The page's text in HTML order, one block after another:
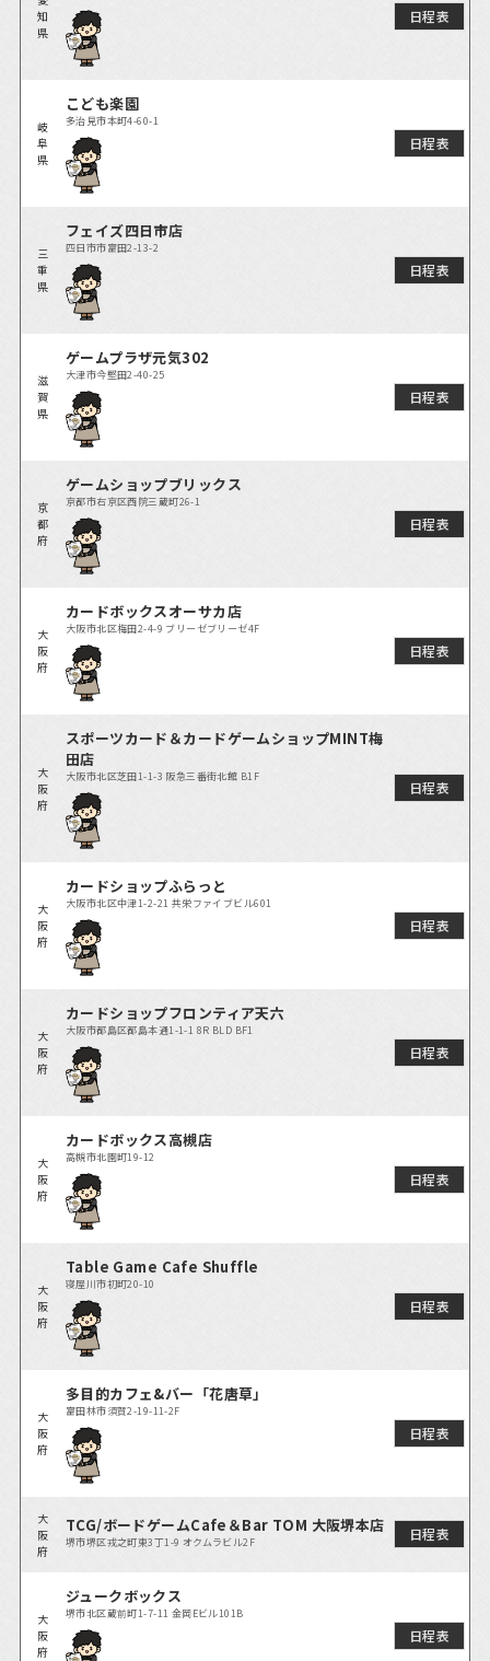
知
県
日程表
岐
阜
県
こども楽園
多治見市本町4-60-1
日程表
三
重
県
フェイズ四日市店
四日市市富田2-13-2
日程表
滋
賀
県
ゲームプラザ元気302
大津市今堅田2-40-25
日程表
京
都
府
ゲームショップブリックス
京都市右京区西院三蔵町26-1
日程表
大
阪
府
カードボックスオーサカ店
大阪市北区梅田2-4-9 ブリーゼブリーゼ4F
日程表
大
阪
府
スポーツカード＆カードゲームショップMINT梅
田店
大阪市北区芝田1-1-3 阪急三番街北館 B1F
日程表
大
阪
府
カードショップふらっと
大阪市北区中津1-2-21 共栄ファイブビル601
日程表
大
阪
府
カードショップフロンティア天六
大阪市都島区都島本通1-1-1 8R BLD BF1
日程表
大
阪
府
カードボックス高槻店
高槻市北園町19-12
日程表
大
阪
府
Table Game Cafe Shuffle
寝屋川市初町20-10
日程表
大
阪
府
多目的カフェ&バー「花唐草」
富田林市須賀2-19-11-2F
日程表
大
阪
府
TCG/ボードゲームCafe＆Bar TOM 大阪堺本店
堺市堺区戎之町東3丁1-9 オクムラビル2F 日程表
大
阪
府
ジュークボックス
堺市北区蔵前町1-7-11 金岡Eビル101B
日程表